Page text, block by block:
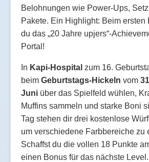
Belohnungen wie Power-Ups,
Pakete. Ein Highlight: Beim ersten
du das „20 Jahre upjers“-
Portal!
In Kapi-Hospital zum 16.
beim Geburtstags-Hickeln vom
Juni über das Spielfeld wühlen,
Muffins sammeln und starke Boni
Tag stehen dir drei kostenlose
um verschiedene Farbbereiche zu
Schaffst du die vollen 18 Punkte
einen Bonus für das nächste